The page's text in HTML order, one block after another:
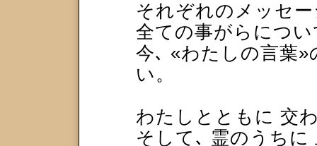
それぞれのメッセ
全ての事がらにつ
今､ «わたしの言葉
い。
わたしとともに 交
そして､ 霊のうち